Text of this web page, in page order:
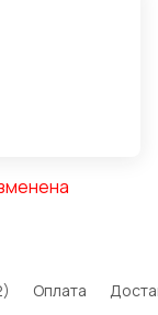
Оплата